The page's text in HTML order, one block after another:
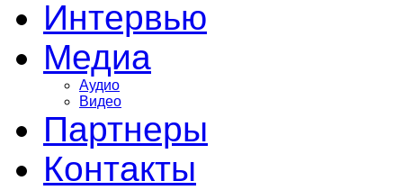
Интервью
Медиа
Аудио
Видео
Партнеры
Контакты